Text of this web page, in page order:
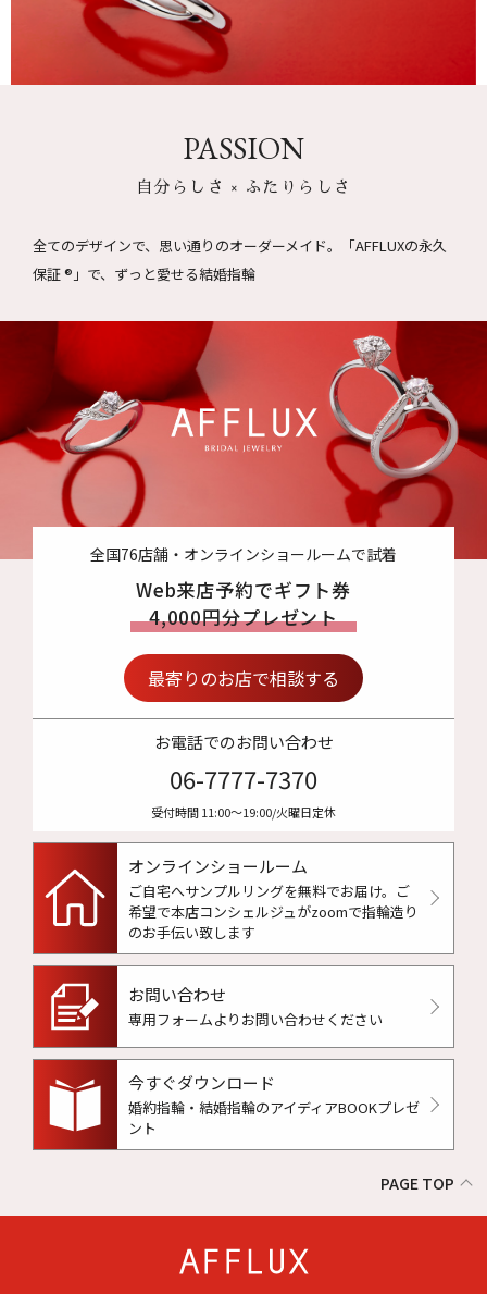
PASSION
自分らしさ × ふたりらしさ
全てのデザインで、思い通りのオーダーメイド。
「AFFLUXの永久
保証 ®」で、ずっと愛せる結婚指輪
全国76店舗・オンラインショールームで試着
Web来店予約でギフト券
4,000円分プレゼント
最寄りのお店で相談する
お電話でのお問い合わせ
06-7777-7370
受付時間 11:00〜19:00/火曜日定休
オンラインショールーム
ご自宅へサンプルリングを無料でお届け。 ご
希望で本店コンシェルジュがzoomで指輪造り
のお手伝い致します
お問い合わせ
専用フォームよりお問い合わせください
今すぐダウンロード
婚約指輪・結婚指輪のアイディアBOOKプレゼ
ント
PAGE TOP